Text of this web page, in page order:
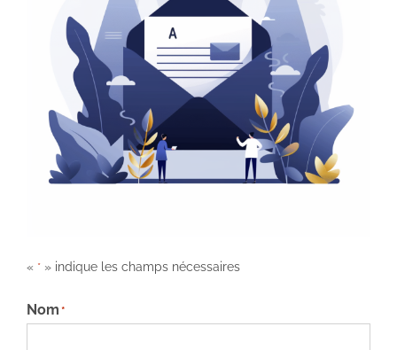
« *» indique les champs nécessaires
Nom *